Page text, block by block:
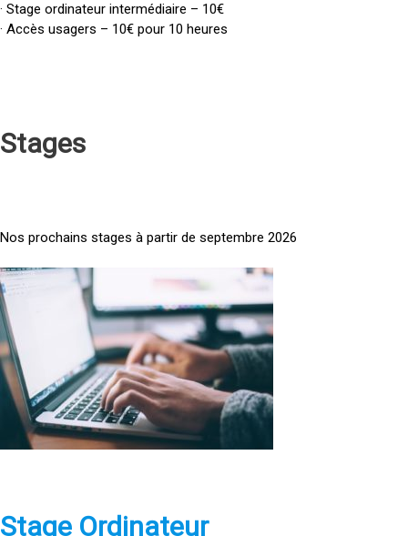
· Stage ordinateur intermédiaire – 10€
· Accès usagers – 10€ pour 10 heures
Stages
Nos prochains stages à partir de septembre 2026
<
a
h
e
f
pStage Ordinateur